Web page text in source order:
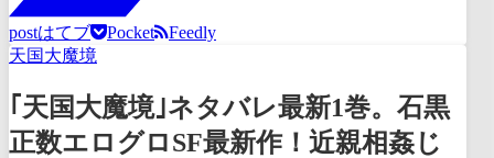
postはてブ Pocket
Feedly
天国大魔境
｢天国大魔境｣ネタバレ最新1巻。石黒
正数エログロSF最新作！近親相姦じ